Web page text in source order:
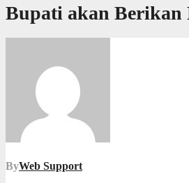
Bupati akan Berikan
ByWeb Support